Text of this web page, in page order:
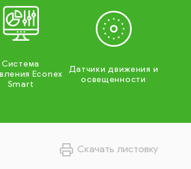
Система
Econex
Smart
Датчики движения и
освещенности
Скачать листовку